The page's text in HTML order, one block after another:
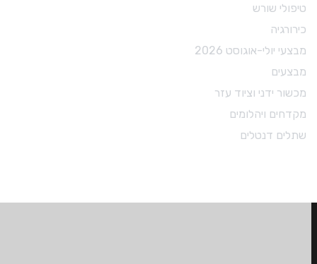
טיפולי שורש
כירורגיה
מבצעי יולי-אוגוסט 2026
מבצעים
מכשור ידני וציוד עזר
מקדחים ויהלומים
שתלים דנטלים